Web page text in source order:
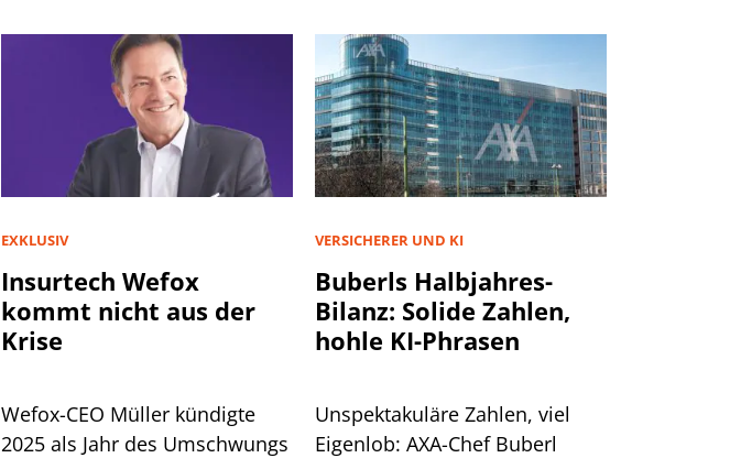
EXKLUSIV
Insurtech Wefox
kommt nicht aus der
Krise
Wefox-CEO Müller kündigte
2025 als Jahr des Umschwungs
VERSICHERER UND KI
Buberls Halbjahres-
Bilanz: Solide Zahlen,
hohle KI-Phrasen
Unspektakuläre Zahlen, viel
Eigenlob: AXA-Chef Buberl